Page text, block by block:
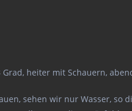
heiter mit Schauern,
sehen wir nur Wasser,